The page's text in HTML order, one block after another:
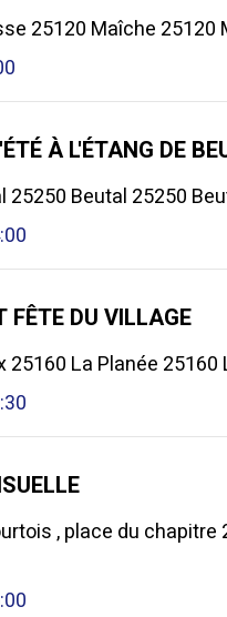
25120 Maîche 25120
À L'ÉTANG DE
25250 Beutal 25250
FÊTE DU VILLAGE
25160 La Planée 25160
, place du chapitre